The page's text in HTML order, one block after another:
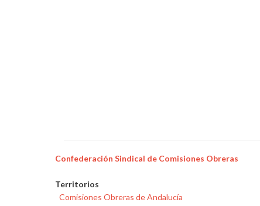
Confederación Sindical de Comisiones Obreras
Territorios
Comisiones Obreras de Andalucía